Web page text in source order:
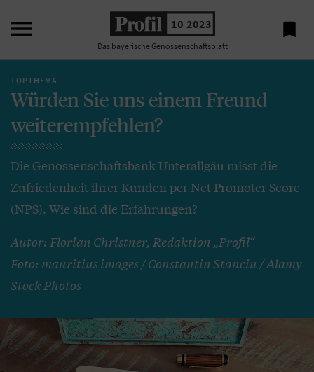
 10 2023
Das bayerische Genossenschaftsblatt

TOPTHEMA
Würden Sie uns einem Freund
weiterempfehlen?
Die Genossenschaftsbank Unterallgäu misst die
Zufriedenheit ihrer Kunden per Net Promoter Score
(NPS). Wie sind die Erfahrungen?
Autor: Florian Christner, Redaktion „Profil“
Foto: mauritius images / Constantin Stanciu / Alamy
Stock Photos